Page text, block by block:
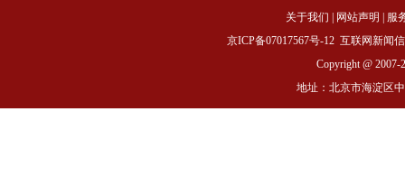
关于我们 网站声明
服
京ICP备07017567号-12 互联网新闻
Copyright @ 2007-
地址：北京市海淀区